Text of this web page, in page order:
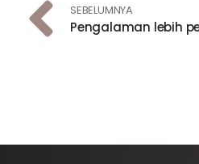
SEBELUMNYA
Pengalaman lebih